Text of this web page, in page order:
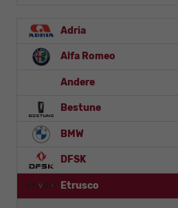
Adria
Alfa Romeo
Andere
Bestune
BMW
DFSK
Etrusco